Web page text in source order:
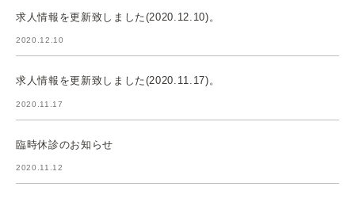
求人情報を更新致しました(2020.12.10)。
2020.12.10
求人情報を更新致しました(2020.11.17)。
2020.11.17
臨時休診のお知らせ
2020.11.12